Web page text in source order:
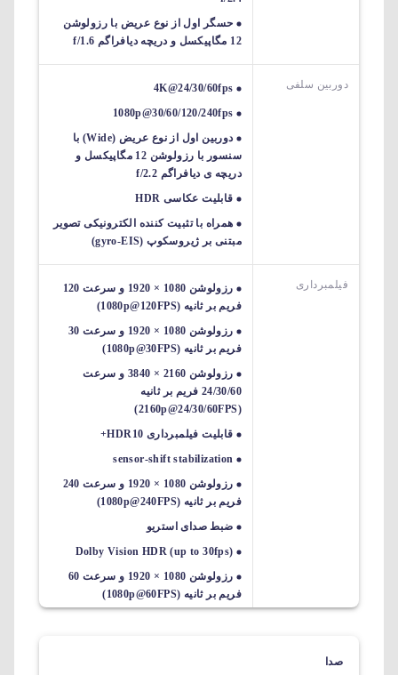
حسگر اول از نوع عریض با رزولوشن
12 مگاپیکسل و دریچه دیافراگم f/1.6
دوربین سلفی
4K@24/30/60fps
1080p@30/60/120/240fps
دوربین اول از نوع عریض (Wide) با
سنسور با رزولوشن 12 مگاپیکسل و
دریچه ی دیافراگم f/2.2
قابلیت عکاسی HDR
همراه با تثبیت کننده الکترونیکی تصویر
مبتنی بر ژیروسکوپ (gyro-EIS)
فیلمبرداری
رزولوشن 1080 × 1920 و سرعت 120
فریم بر ثانیه (1080p@120FPS)
رزولوشن 1080 × 1920 و سرعت 30
فریم بر ثانیه (1080p@30FPS)
رزولوشن 2160 × 3840 و سرعت
24/30/60 فریم بر ثانیه
(2160p@24/30/60FPS)
قابلیت فیلمبرداری HDR10+
sensor-shift stabilization
رزولوشن 1080 × 1920 و سرعت 240
فریم بر ثانیه (1080p@240FPS)
ضبط صدای استریو
Dolby Vision HDR (up to 30fps)
رزولوشن 1080 × 1920 و سرعت 60
فریم بر ثانیه (1080p@60FPS)
صدا